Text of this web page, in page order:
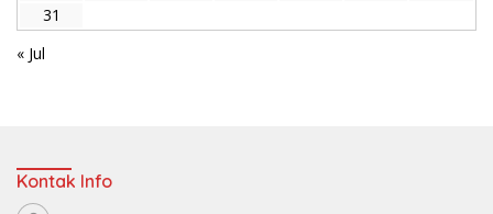
31
« Jul
Kontak Info